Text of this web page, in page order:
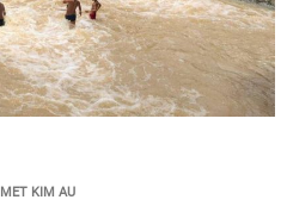
MET KIM AU